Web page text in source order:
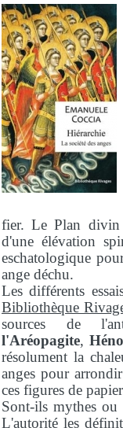
fier. Le Plan divin
d'une élévation
eschatologique
ange déchu.
Les différents
Bibliothèque
sources de
l'Aréopagite,
résolument la
anges pour
ces figures de
Sont-ils mythes ou
L'autorité les